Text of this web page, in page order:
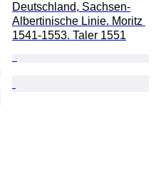
Deutschland, Sachsen-
Albertinische Linie. Moritz
1541-1553. Taler 1551